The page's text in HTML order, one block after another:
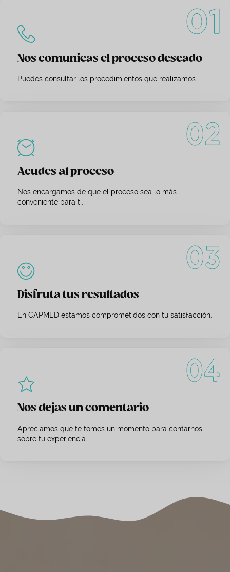
Nos comunicas el proceso deseado
Puedes consultar los procedimientos que realizamos.
Acudes al proceso
Nos encargamos de que el proceso sea lo más
conveniente para ti.
Disfruta tus resultados
En CAPMED estamos comprometidos con tu satisfacción.
Nos dejas un comentario
Apreciamos que te tomes un momento para contarnos
sobre tu experiencia.